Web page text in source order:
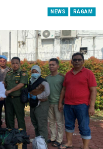
NEWS RAGAM